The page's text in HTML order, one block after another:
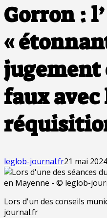
Gorron : l’
«
jugement
faux avec
leglob-journal.fr21 mai 2024
Lors d'un des conseils
journal.fr